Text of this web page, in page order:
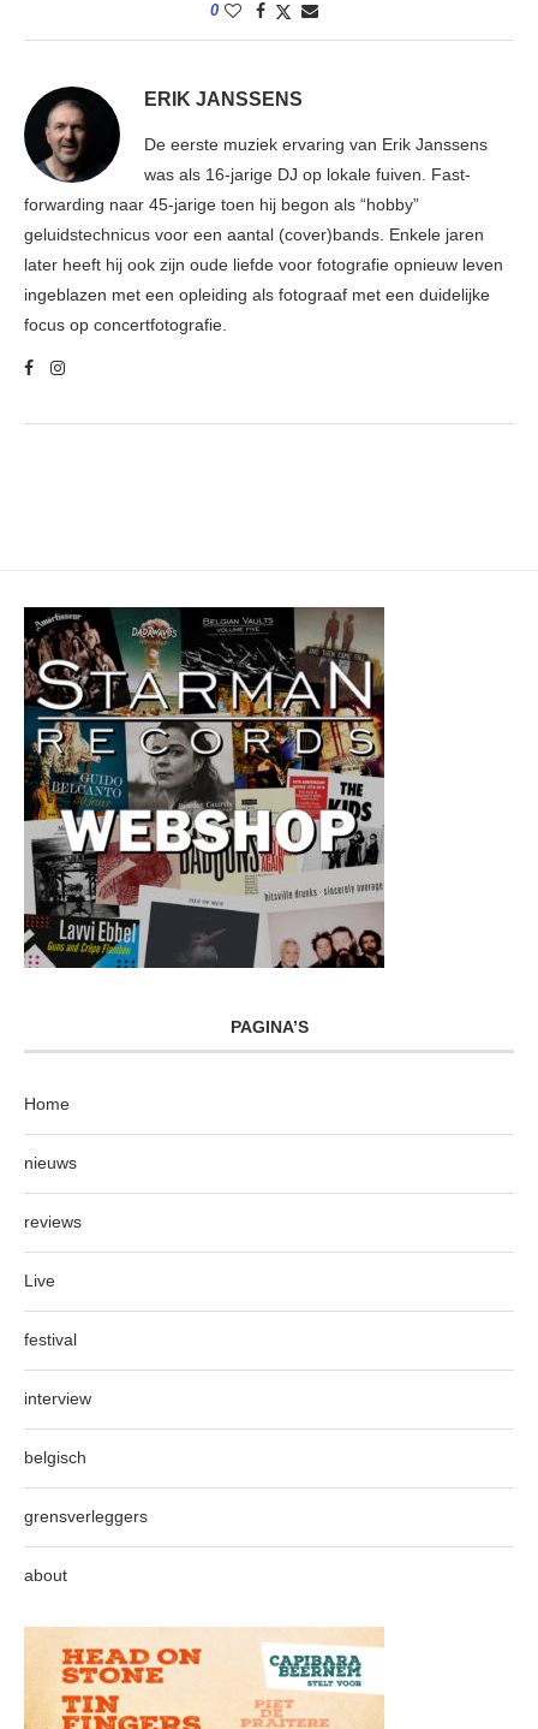
0
ERIK JANSSENS
De eerste muziek ervaring van Erik Janssens
was als 16-jarige DJ op lokale fuiven. Fast-
forwarding naar 45-jarige toen hij begon als “hobby”
geluidstechnicus voor een aantal (cover)bands. Enkele jaren
later heeft hij ook zijn oude liefde voor fotografie opnieuw leven
ingeblazen met een opleiding als fotograaf met een duidelijke
focus op concertfotografie.
PAGINA’S
Home
nieuws
reviews
Live
festival
interview
belgisch
grensverleggers
about